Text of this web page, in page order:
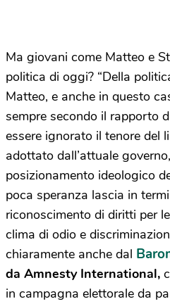
Ma giovani come Matteo e
politica di oggi? “Della
Matteo, e anche in questo
sempre secondo il rapporto
essere ignorato il tenore del
adottato dall’attuale
posizionamento ideologico
poca speranza lascia in
riconoscimento di diritti per
clima di odio e
chiaramente anche dal
da Amnesty International,
in campagna elettorale da